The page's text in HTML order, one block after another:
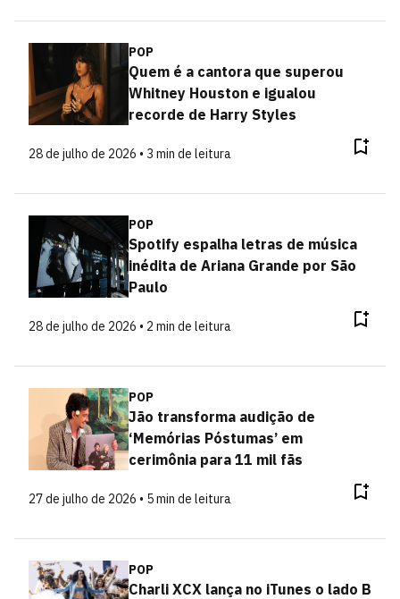
POP
Quem é a cantora que superou
Whitney Houston e igualou
recorde de Harry Styles
28 de julho de 2026 • 3 min de leitura
POP
Spotify espalha letras de música
inédita de Ariana Grande por São
Paulo
28 de julho de 2026 • 2 min de leitura
POP
Jão transforma audição de
‘Memórias Póstumas’ em
cerimônia para 11 mil fãs
27 de julho de 2026 • 5 min de leitura
POP
Charli XCX lança no iTunes o lado B